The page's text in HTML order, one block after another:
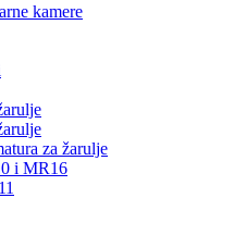
kamere
za žarulje
i MR16